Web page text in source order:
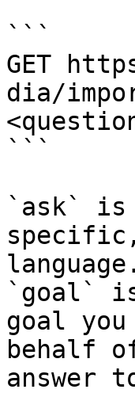
```
GET
dia/
```
`ask` is
language.
`goal`
goal
behalf
answer